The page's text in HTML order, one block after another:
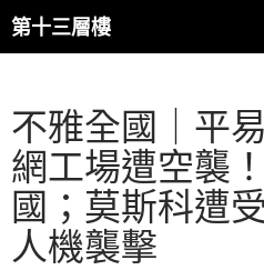
跳
至
內
第十三層樓
搜
尋
不雅全國｜平
網工場遭空襲
國；莫斯科遭
人機襲擊